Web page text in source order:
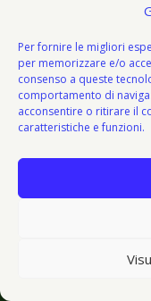
Per fornire le migliori
per memorizzare e/o
consenso a queste
comportamento di
acconsentire o ritirare il
caratteristiche e funzioni.